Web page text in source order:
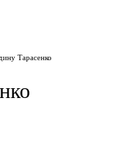
Тарасенко